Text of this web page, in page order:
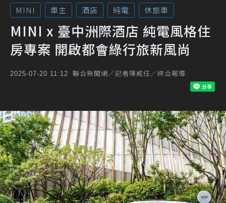
MINI 車主 酒店 純電 休旅車
MINI x 臺中洲際酒店 純電風格住
房專案 開啟都會綠行旅新風尚
2025-07-20 11:12 聯合新聞網／記者陳威任／綜合報導